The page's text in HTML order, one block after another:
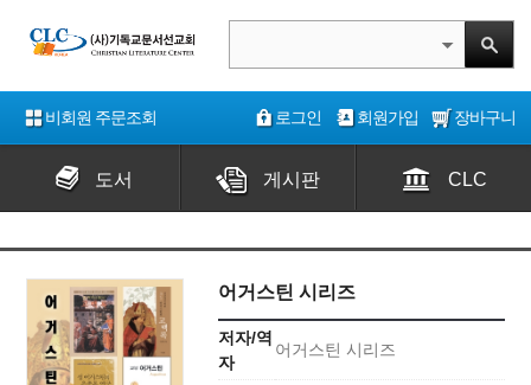
비회원 주문조회 로그인 회원가입 장바구니
도서 게시판 CLC
어거스틴 시리즈
저자/역
자
어거스틴 시리즈